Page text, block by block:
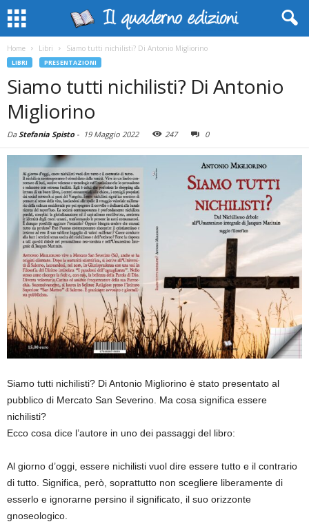
Home Libri Siamo tutti nichilisti? Di Antonio Migliorino
LIBRI PRESENTAZIONI
Siamo tutti nichilisti? Di Antonio
Migliorino
DaStefania Spisto- 19 Maggio 2022 247 0
Siamo tutti nichilisti? Di Antonio Migliorino è stato presentato al
pubblico di Mercato San Severino. Ma cosa significa essere
nichilisti?
Ecco cosa dice l’autore in uno dei passaggi del libro:
Al giorno d’oggi, essere nichilisti vuol dire essere tutto e il contrario
di tutto. Significa, però, soprattutto non scegliere liberamente di
esserlo e ignorarne persino il significato, il suo orizzonte
gnoseologico.